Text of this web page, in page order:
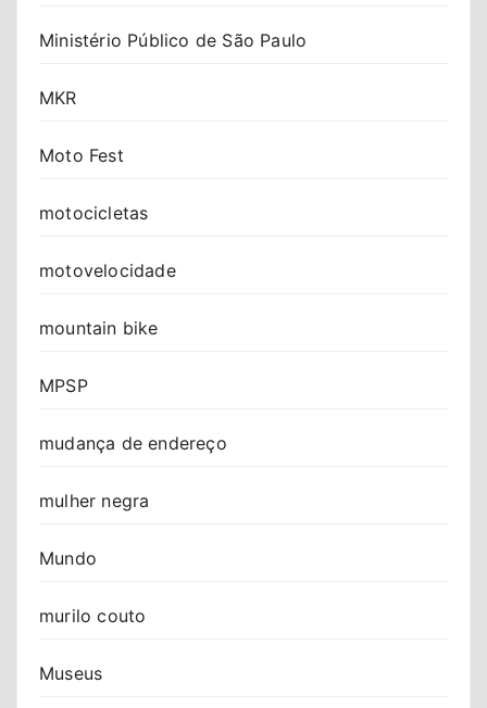
Ministério Público de São Paulo
MKR
Moto Fest
motocicletas
motovelocidade
mountain bike
MPSP
mudança de endereço
mulher negra
Mundo
murilo couto
Museus